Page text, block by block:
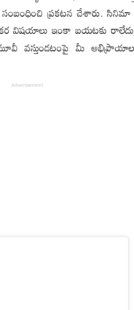
ప్రకటన చేశారు.
విషయాలు ఇంకా బయటకు
వస్తుండటంపై మీ